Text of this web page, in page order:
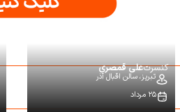
کنسرتعلی قمصری
تبریز،سالن اقبال آذر
۲۵ مرداد